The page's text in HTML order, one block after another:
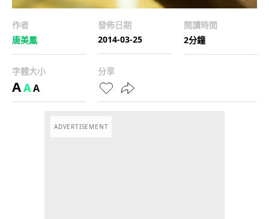
作者
唐美鳳
發佈日期
2014-03-25
閱讀時間
2分鐘
字體大小
AAA
分享
ADVERTISEMENT